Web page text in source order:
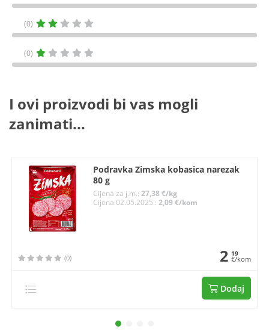
(0)
(0)
I ovi proizvodi bi vas mogli
zanimati...
Podravka Zimska kobasica narezak
80 g
Cijena za j.m.: 27,38 €/kg
Cijena 02.05.2025.: 2,09 €/kom
(0) 2 19
€/kom
Dodaj